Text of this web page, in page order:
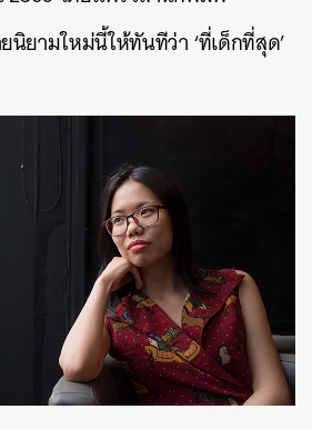
ยามใหม่นี้ให้ทันทีว่า ‘ที่เด็กที่สุด’